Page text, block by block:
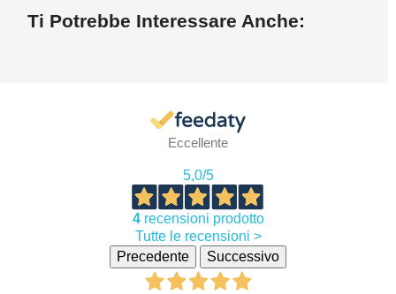
Ti Potrebbe Interessare Anche:
Eccellente
5,0/5
4recensioni prodotto
Tutte le recensioni >
Precedente
Successivo